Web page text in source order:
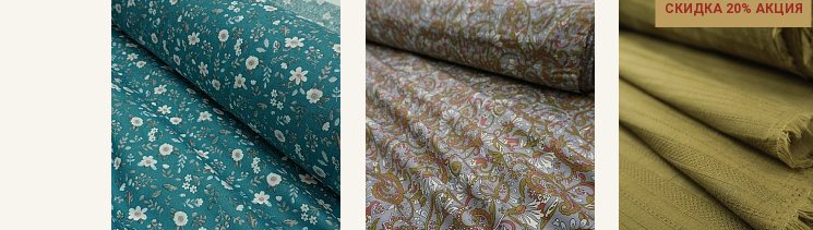
СКИДКА 20% АКЦИЯ